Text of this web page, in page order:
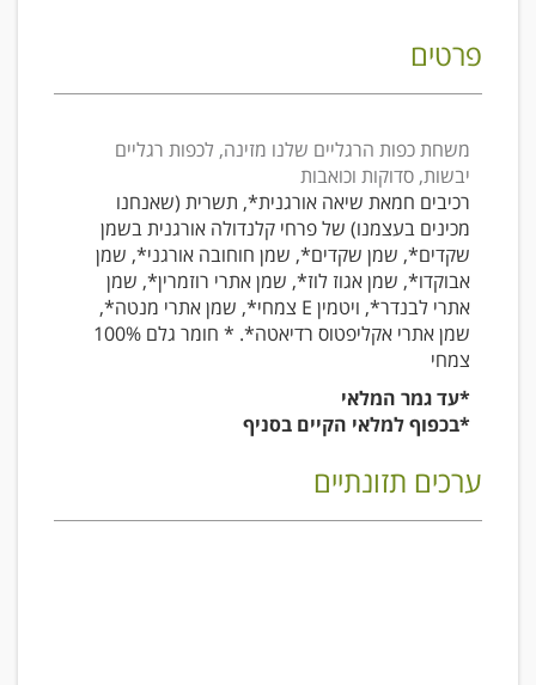
פרטים
משחת כפות הרגליים שלנו מזינה, לכפות רגליים
יבשות, סדוקות וכואבות
רכיבים חמאת שיאה אורגנית*, תשרית (שאנחנו
מכינים בעצמנו) של פרחי קלנדולה אורגנית בשמן
שקדים*, שמן שקדים*, שמן חוחובה אורגני*, שמן
אבוקדו*, שמן אגוז לוז*, שמן אתרי רוזמרין*, שמן
אתרי לבנדר*, ויטמין E צמחי*, שמן אתרי מנטה*,
שמן אתרי אקליפטוס רדיאטה*. * חומר גלם 100%
צמחי
*עד גמר המלאי
*בכפוף למלאי הקיים בסניף
ערכים תזונתיים